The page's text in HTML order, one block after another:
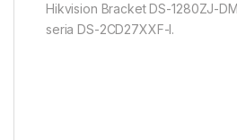
Hikvision Bracket DS-1280ZJ-
seria DS-2CD27XXF-I.